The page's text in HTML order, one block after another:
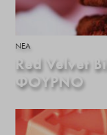
ΝΕΑ
Red Velvet
ΦΟΥΡΝΟ